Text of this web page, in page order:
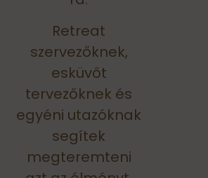
Retreat
szervezőknek,
esküvőt
tervezőknek és
egyéni utazóknak
segítek
megteremteni